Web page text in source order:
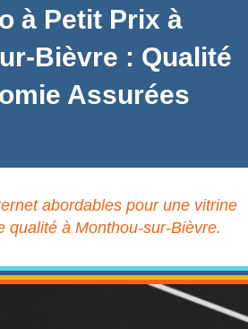
à Petit Prix à
Bièvre : Qualité
Assurées
abordables pour une vitrine
qualité à Monthou-sur-Bièvre.